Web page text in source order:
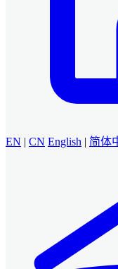
EN | CN English | 简体